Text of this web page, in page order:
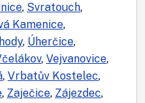
, Svratouch,
Kamenice,
, Úherčice,
, Vejvanovice,
, Vrbatův Kostelec,
, Zaječice, Zájezdec,